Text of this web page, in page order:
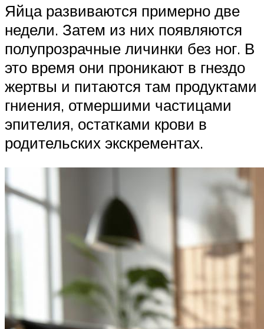
Яйца развиваются примерно две
недели. Затем из них появляются
полупрозрачные личинки без ног. В
это время они проникают в гнездо
жертвы и питаются там продуктами
гниения, отмершими частицами
эпителия, остатками крови в
родительских экскрементах.